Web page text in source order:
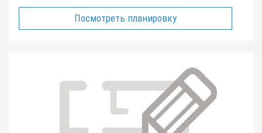
Посмотреть планировку